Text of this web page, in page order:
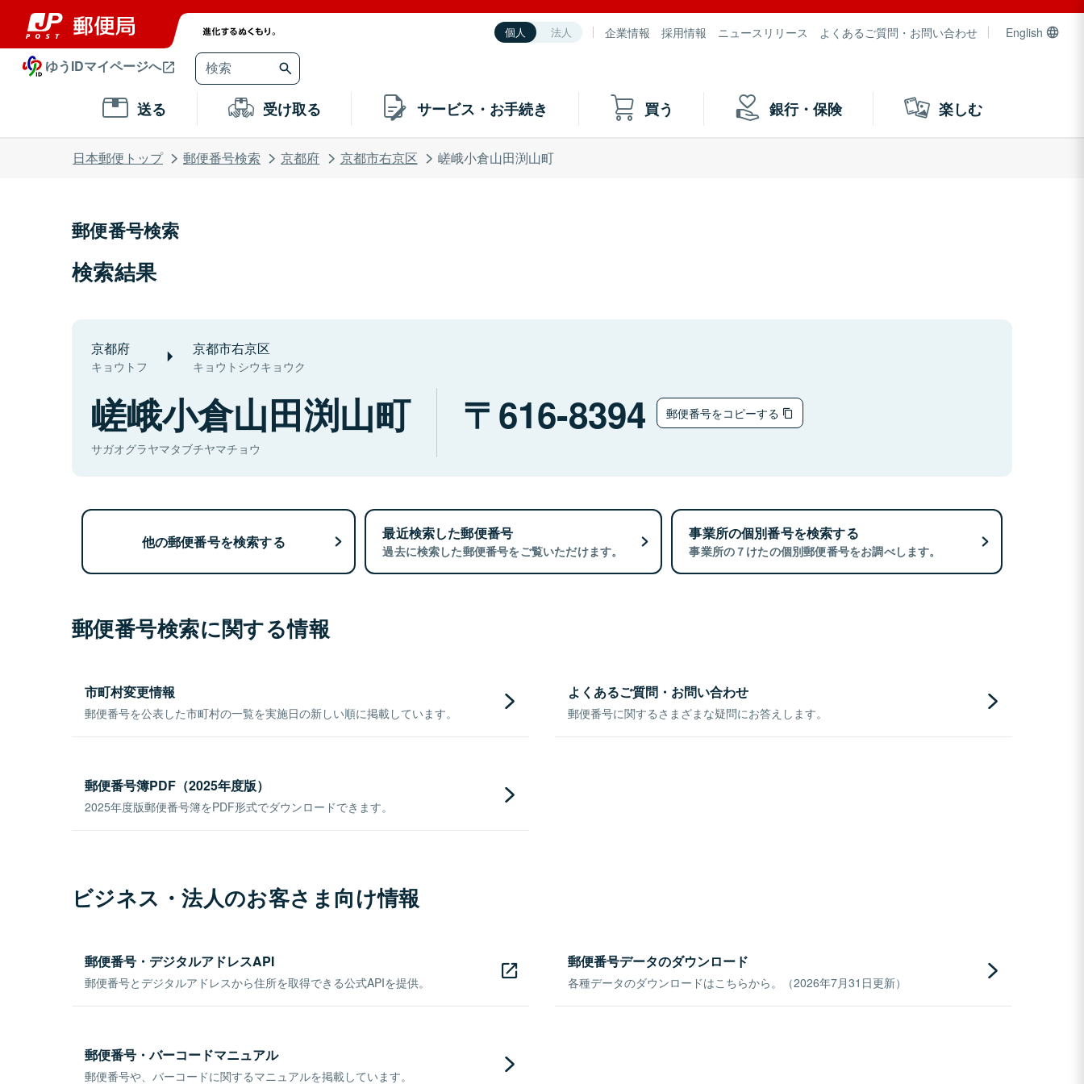
個人 法人 企業情報 採用情報 ニュースリリース よくあるご質問・お問い合わせ English
ゆうIDマイページへ
送る 受け取る サービス・お手続き 買う 銀行・保険 楽しむ
日本郵便トップ 郵便番号検索 京都府 京都市右京区 嵯峨小倉山田渕山町
郵便番号検索
検索結果
京都府
キョウトフ
京都市右京区
キョウトシウキョウク
嵯峨小倉山田渕山町
サガオグラヤマタブチヤマチョウ
616-8394 郵便番号をコピーする
他の郵便番号を検索する 最近検索した郵便番号
過去に検索した郵便番号をご覧いただけます。
事業所の個別番号を検索する
事業所の７けたの個別郵便番号をお調べします。
郵便番号検索に関する情報
市町村変更情報
郵便番号を公表した市町村の一覧を実施日の新しい順に掲載しています。
よくあるご質問・お問い合わせ
郵便番号に関するさまざまな疑問にお答えします。
郵便番号簿PDF（2025年度版）
2025年度版郵便番号簿をPDF形式でダウンロードできます。
ビジネス・法人のお客さま向け情報
郵便番号・デジタルアドレスAPI
郵便番号とデジタルアドレスから住所を取得できる公式APIを提供。
郵便番号データのダウンロード
各種データのダウンロードはこちらから。（2026年7月31日更新）
郵便番号・バーコードマニュアル
郵便番号や、バーコードに関するマニュアルを掲載しています。